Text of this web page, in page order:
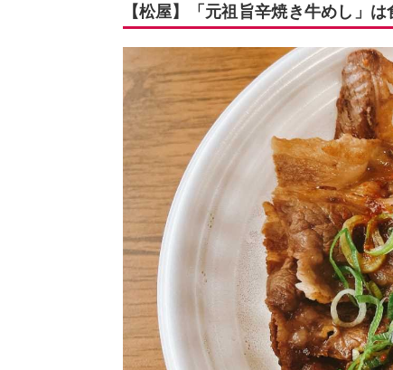
【松屋】「元祖旨辛焼き牛めし」は